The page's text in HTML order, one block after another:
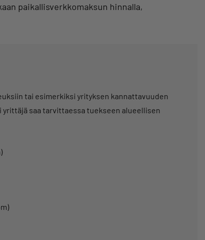
paikallisverkkomaksun hinnalla,
tai esimerkiksi yrityksen kannattavuuden
saa tarvittaessa tuekseen alueellisen